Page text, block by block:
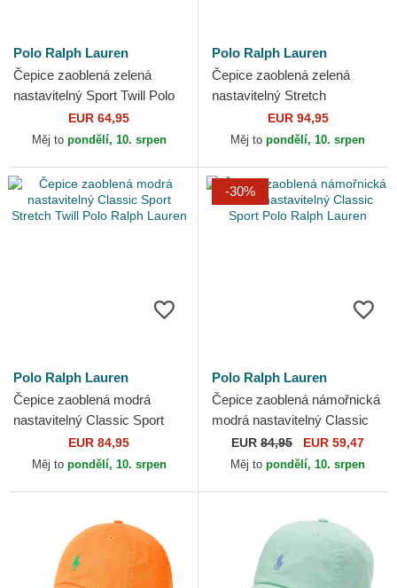
Polo Ralph Lauren
Čepice zaoblená zelená
nastavitelný Sport Twill Polo
Ralph LaurenEUR 64,95
Měj to pondělí, 10. srpen
Polo Ralph Lauren
Čepice zaoblená zelená
nastavitelný Stretch
Seersucker Polo Ralph
Lauren
EUR 94,95
Měj to pondělí, 10. srpen
Polo Ralph Lauren
Čepice zaoblená modrá
nastavitelný Classic Sport
Stretch Twill Polo Ralph
Lauren
EUR 84,95
Měj to pondělí, 10. srpen
-30%
Polo Ralph Lauren
Čepice zaoblená námořnická
modrá nastavitelný Classic
Sport Polo Ralph Lauren
EUR 84,95 EUR 59,47
Měj to pondělí, 10. srpen